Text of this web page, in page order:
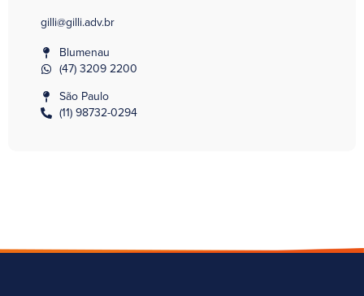
gilli@gilli.adv.br
Blumenau
(47) 3209 2200
São Paulo
(11) 98732-0294